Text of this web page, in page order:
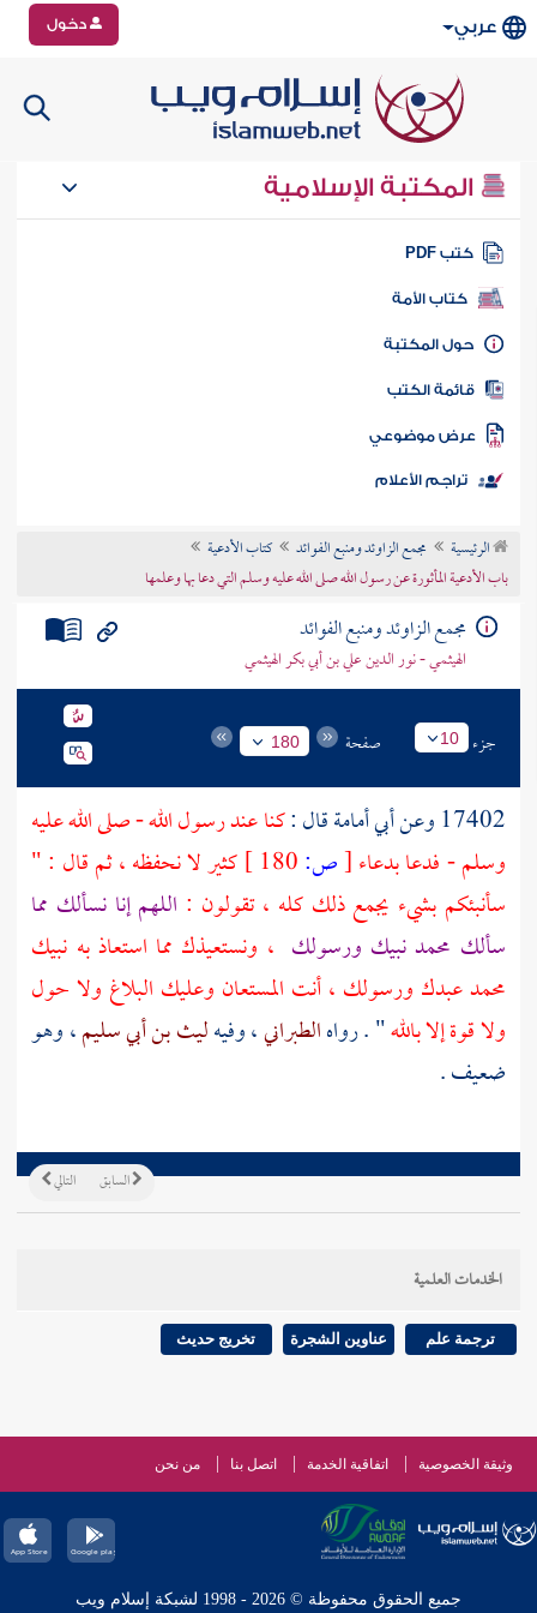
عربي دخول
المكتبة الإسلامية
كتب PDF
كتاب الأمة
المكتبة
الكتب
موضوعي
تراجم الأعلام
الرئيسية مجمع الزاوئد ومنبع الفوائد
كتاب الأدعية
باب الأدعية المأثورة عن رسول الله صلى الله عليه وسلم التي دعا بها وعلمها
مجمع الزاوئد ومنبع الفوائد
الهيثمي - نور الدين علي بن أبي بكر الهيثمي
جزء 10 صفحة 180
17402 وعن أبي أمامةقال :كنا عند رسول الله - صلى الله عليه
وسلم - فدعا بدعاء[ص:
كثير لا نحفظه ، ثم قال : "
سأنبئكم بشيء يجمع ذلك كله ، تقولون : اللهم إنا نسألك مما
سألك محمدنبيك ورسولك ، ونستعيذك مما استعاذ به نبيك
محمدعبدك ورسولك ، أنت المستعان وعليك البلاغ ولا حول
ولا قوة إلا بالله" . رواهالطبراني، وفيهليث بن أبي سليم، وهو
ضعيف .
التالي السابق
الخدمات العلمية
ترجمة علم عناوين الشجرة تخريج حديث
وثيقة الخصوصية اتفاقية الخدمة اتصل بنا من نحن
جميع الحقوق محفوظة © 2026 - 1998 لشبكة إسلام ويب